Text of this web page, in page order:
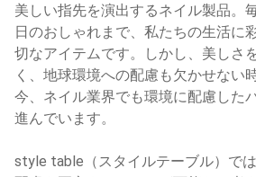
美しい指先を演出するネイル製品。
日のおしゃれまで、私たちの生活に
切なアイテムです。しかし、美しさ
く、地球環境への配慮も欠かせない
今、ネイル業界でも環境に配慮した
進んでいます。
style table（スタイルテーブル）で